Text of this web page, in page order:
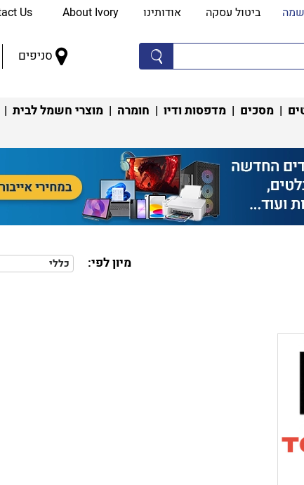
ביטול עסקה אודותינו About Ivory
סניפים
| מסכים | מדפסות ודיו | חומרה | מוצרי חשמל לבית |
מיון לפי: כללי